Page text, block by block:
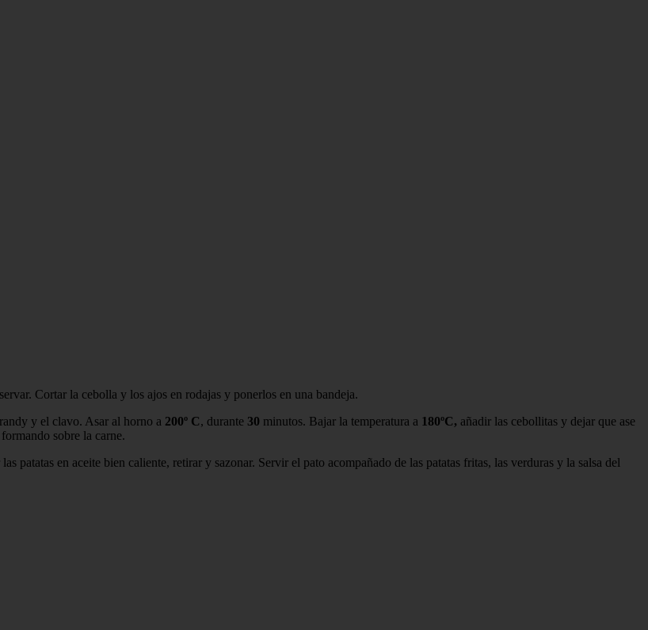
Cortar la cebolla y los ajos en rodajas y ponerlos en una bandeja.
y el clavo. Asar al horno a 200º C, durante 30 minutos. Bajar la temperatura a 180ºC, añadir las cebollitas y dejar que ase
sobre la carne.
patatas en aceite bien caliente, retirar y sazonar. Servir el pato acompañado de las patatas fritas, las verduras y la salsa del